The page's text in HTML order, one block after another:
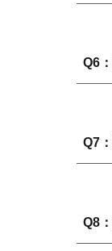
Q6：
Q7：
Q8：